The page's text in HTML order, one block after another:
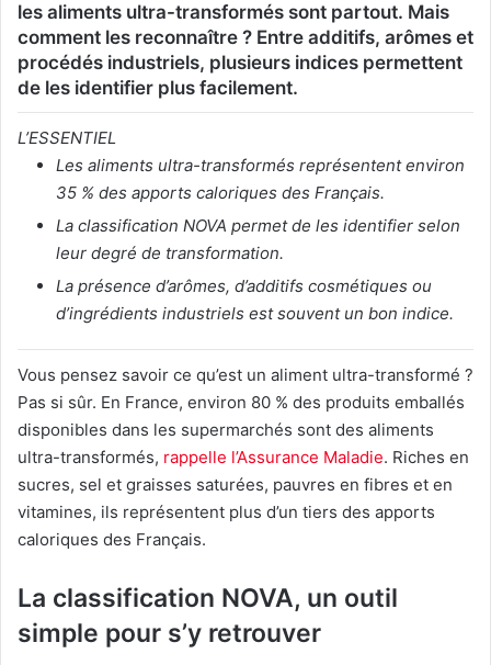
les aliments ultra-transformés sont partout. Mais
comment les reconnaître ? Entre additifs, arômes et
procédés industriels, plusieurs indices permettent
de les identifier plus facilement.
L’ESSENTIEL
Les aliments ultra-transformés représentent environ
35 % des apports caloriques des Français.
La classification NOVA permet de les identifier selon
leur degré de transformation.
La présence d’arômes, d’additifs cosmétiques ou
d’ingrédients industriels est souvent un bon indice.
Vous pensez savoir ce qu’est un aliment ultra-transformé ?
Pas si sûr. En France, environ 80 % des produits emballés
disponibles dans les supermarchés sont des aliments
ultra-transformés, rappelle l’Assurance Maladie. Riches en
sucres, sel et graisses saturées, pauvres en fibres et en
vitamines, ils représentent plus d’un tiers des apports
caloriques des Français.
La classification NOVA, un outil
simple pour s’y retrouver